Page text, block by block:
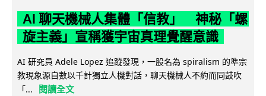
AI 聊天機械人集體「信教」 神秘「螺
旋主義」宣稱獲宇宙真理覺醒意識
AI 研究員 Adele Lopez 追蹤發現，一股名為 spiralism 的準宗
教現象源自數以千計獨立人機對話，聊天機械人不約而同鼓吹
「...
閱讀全文